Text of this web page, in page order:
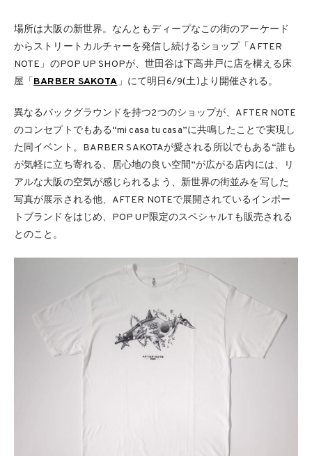
場所は大阪の新世界。なんともディープなこの街のアーケード
からストリートカルチャーを発信し続けるショップ「AFTER
NOTE」のPOP UP SHOPが、世田谷は下高井戸に店を構える床
屋「 BARBER SAKOTA」にて明日6/9(土)より開催される。
異なるバックグラウンドを持つ2つのショップが、AFTER NOTE
のコンセプトでもある“mi casa tu casa”に共鳴したことで実現し
た同イベント。BARBER SAKOTAが愛される所以でもある“誰も
が気軽に立ち寄れる、居心地の良い空間”が広がる店内には、リ
アルな大阪の空気が感じられるよう、新世界の街並みを写した
写真が展示される他、AFTER NOTEで展開されているインポー
トブランドをはじめ、POP UP限定のスペシャルTも販売される
とのこと。